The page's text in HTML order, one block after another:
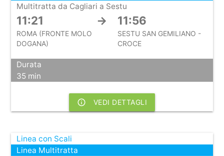
Multitratta da Cagliari a Sestu
11:21 → 11:56
ROMA (FRONTE MOLO
DOGANA)
SESTU SAN GEMILIANO -
CROCE
Durata
35 min
info_outline VEDI DETTAGLI
Linea con Scali
Linea Multitratta